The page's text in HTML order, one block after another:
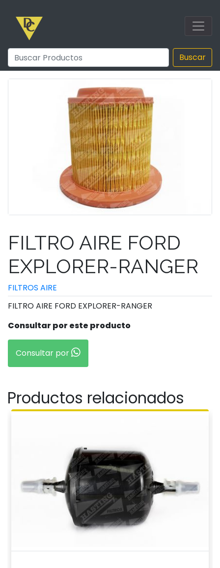
Buscar
FILTRO AIRE FORD
EXPLORER-RANGER
FILTROS AIRE
FILTRO AIRE FORD EXPLORER-RANGER
Consultar por este producto
Consultar por
Productos relacionados